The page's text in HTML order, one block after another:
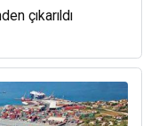
çıkarıldı